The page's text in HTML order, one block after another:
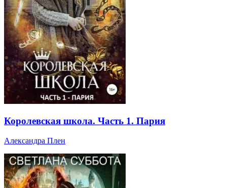
Королевская школа. Часть 1. Пария
Александра Плен